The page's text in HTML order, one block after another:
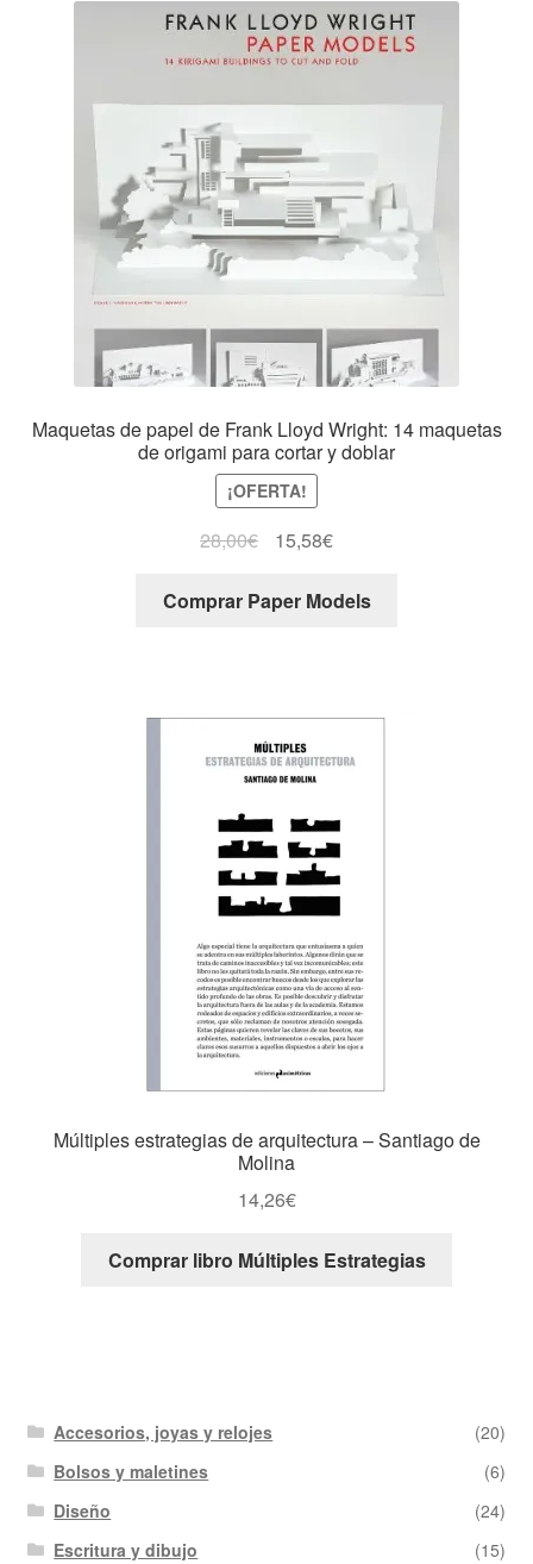
Maquetas de papel de Frank Lloyd Wright: 14 maquetas
de origami para cortar y doblar
¡OFERTA!
28,00€ 15,58€
Comprar Paper Models
Múltiples estrategias de arquitectura – Santiago de
Molina
14,26€
Comprar libro Múltiples Estrategias
Accesorios, joyas y relojes
(20)
Bolsos y maletines
(6)
Diseño
(24)
Escritura y dibujo
(15)